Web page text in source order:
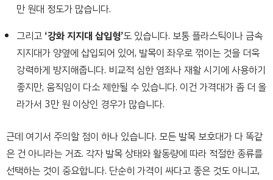
만 원대 정도가 많습니다.
그리고 ‘강화 지지대 삽입형’도 있습니다. 보통 플라스틱이나 금속
지지대가 양옆에 삽입되어 있어, 발목이 좌우로 꺾이는 것을 더욱
강력하게 방지해줍니다. 비교적 심한 염좌나 재활 시기에 사용하기
좋지만, 움직임이 다소 제한될 수 있습니다. 이건 가격대가 좀 더 올
라가서 3만 원 이상인 경우가 많습니다.
근데 여기서 주의할 점이 하나 있습니다. 모든 발목 보호대가 다 똑같
은 건 아니라는 거죠. 각자 발목 상태와 활동량에 따라 적절한 종류를
선택하는 것이 중요합니다. 단순히 가격이 싸다고 좋은 것도 아니고,